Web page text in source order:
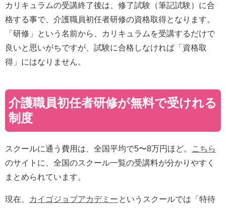
カリキュラムの受講終了後は、修了試験（筆記試験）に合
格する事で、介護職員初任者研修の資格取得となります。
「研修」という名前から、カリキュラムを受講するだけで
良いと思いがちですが、試験に合格しなければ「資格取
得」にはなりません。
介護職員初任者研修が無料で受けれる
制度
スクールに通う費用は、全国平均で5〜8万円ほど。
こちら
のサイトに、全国のスクール一覧の受講料が分かりやすく
まとめられています。
現在、 カイゴジョブアカデミー というスクールでは「特待